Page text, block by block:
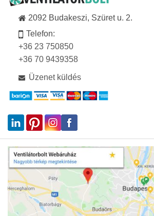
2092 Budakeszi, Szüret u. 2.
Telefon:
+36 23 750850
+36 70 9439358
Üzenet küldés